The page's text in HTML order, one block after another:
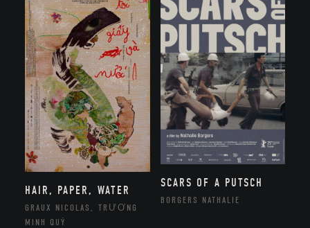
HAIR, PAPER, WATER
GRAUX NICOLAS, TRƯƠNG
MINH QUÝ
SCARS OF A PUTSCH
BORGERS NATHALIE